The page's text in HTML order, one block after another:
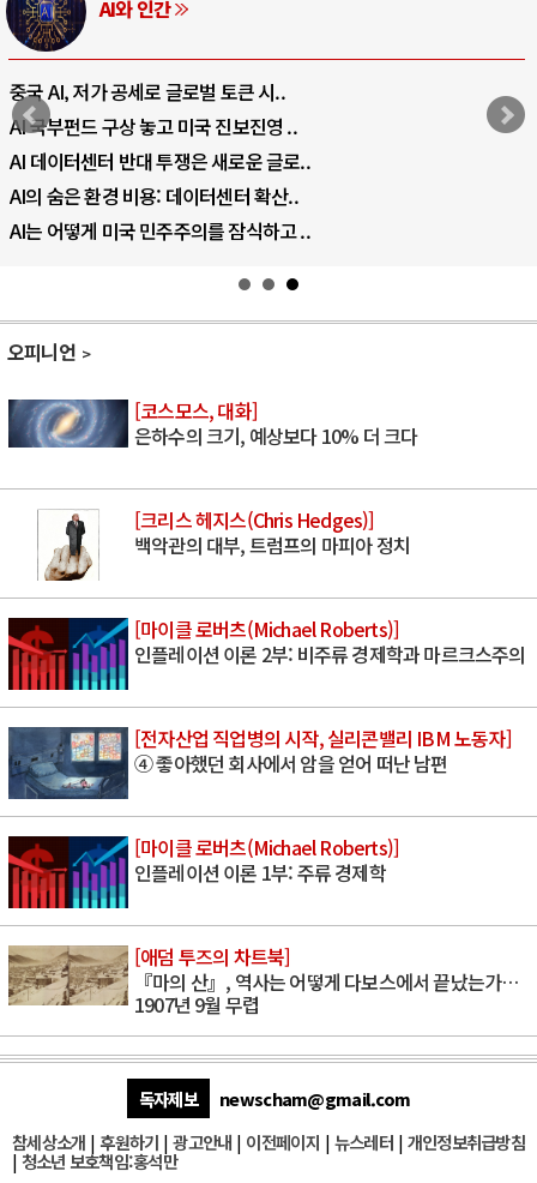
AI와 인간
중국 AI, 저가 공세로 글로벌 토큰 시..
AI 국부펀드 구상 놓고 미국 진보진영 ..
AI 데이터센터 반대 투쟁은 새로운 글로..
AI의 숨은 환경 비용: 데이터센터 확산..
AI는 어떻게 미국 민주주의를 잠식하고 ..
오피니언
[코스모스, 대화]
은하수의 크기, 예상보다 10% 더 크다
[크리스 헤지스(Chris Hedges)]
백악관의 대부, 트럼프의 마피아 정치
[마이클 로버츠(Michael Roberts)]
인플레이션 이론 2부: 비주류 경제학과 마르크스주의
[전자산업 직업병의 시작, 실리콘밸리 IBM 노동자]
④ 좋아했던 회사에서 암을 얻어 떠난 남편
[마이클 로버츠(Michael Roberts)]
인플레이션 이론 1부: 주류 경제학
[애덤 투즈의 차트북]
『마의 산』, 역사는 어떻게 다보스에서 끝났는가…
1907년 9월 무렵
독자제보
newscham@gmail.com
참세상소개 | 후원하기 |광고안내 | 이전페이지 | 뉴스레터| 개인정보취급방침
| 청소년 보호책임:홍석만